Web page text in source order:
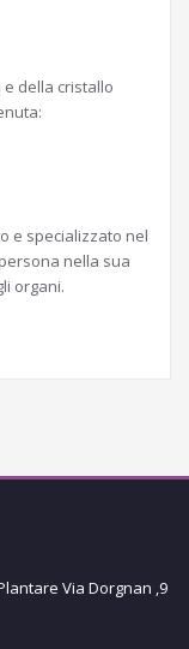
della cristallo
e specializzato nel
nella sua
organi.
Via Dorgnan ,9